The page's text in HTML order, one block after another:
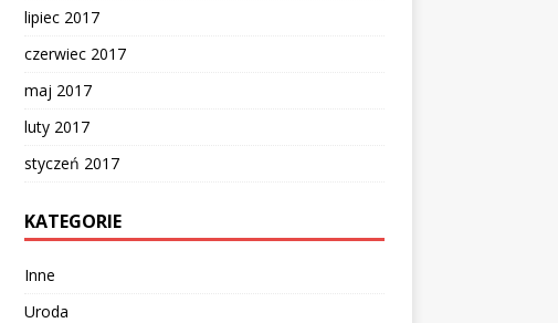
lipiec 2017
czerwiec 2017
maj 2017
luty 2017
styczeń 2017
KATEGORIE
Inne
Uroda